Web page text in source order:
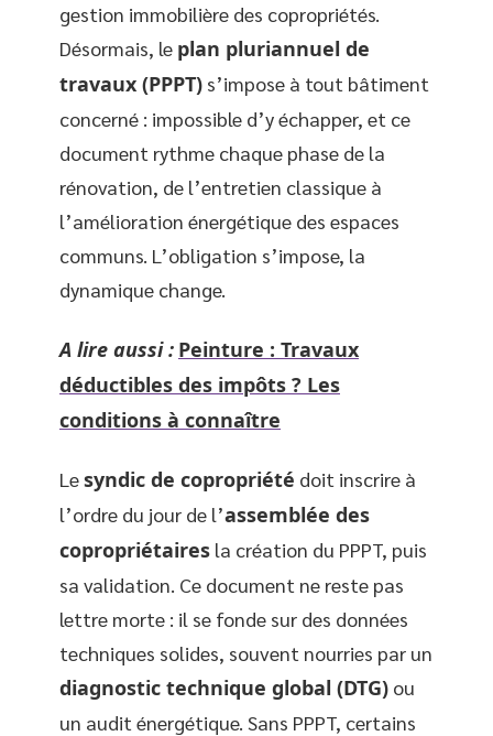
gestion immobilière des copropriétés.
Désormais, le plan pluriannuel de
travaux (PPPT) s’impose à tout bâtiment
concerné : impossible d’y échapper, et ce
document rythme chaque phase de la
rénovation, de l’entretien classique à
l’amélioration énergétique des espaces
communs. L’obligation s’impose, la
dynamique change.
A lire aussi : Peinture : Travaux
déductibles des impôts ? Les
conditions à connaître
Lesyndic de copropriété doit inscrire à
l’ordre du jour de l’assemblée des
copropriétaires la création du PPPT, puis
sa validation. Ce document ne reste pas
lettre morte : il se fonde sur des données
techniques solides, souvent nourries par un
diagnostic technique global (DTG) ou
un audit énergétique. Sans PPPT, certains